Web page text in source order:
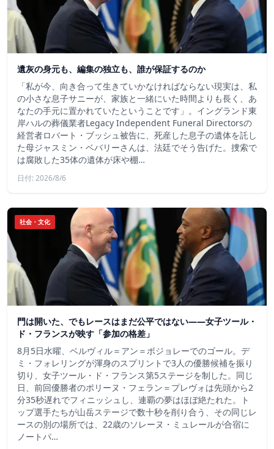
遺灰の身元も、編集の独立も、誰が保証するのか
「私が今、向き合って生きていかなければならない現実は、私
の小さな息子サニーが、家族と一緒にいた時間よりも長く、あ
なたの手元に置かれていたということです」。イングランド東
岸ハルの葬儀業者Legacy Independent Funeral Directorsの
経営者ロバート・ブッシュ被告に、死産した息子の遺体を託し
た母ジャスミン・ベバリーさんは、法廷でそう告げた。捜索で
は腐敗した35体の遺体が床や棚…
日付: 2026/8/6
社会・文化
門は開いた、でもレースはまだ公平ではない――女子ツール・
ド・フランスが映す「参加の格差」
8月5日水曜、ベルヴィル＝アン＝ボジョレーでのゴール。デ
ミ・フォレリングが渾身のスプリントで3人の優勝候補を振り
切り、女子ツール・ド・フランス第5ステージを制した。同じ
日、前回優勝者のポリーヌ・フェラン＝プレヴォは先頭から2
分35秒遅れでフィニッシュし、連覇の夢はほぼ絶たれた。ト
ップ選手たちが山岳ステージで数十秒を削り合う、その同じレ
ースの別の場所では、22歳のソレーヌ・ミュレールが合宿に
ノートパ…